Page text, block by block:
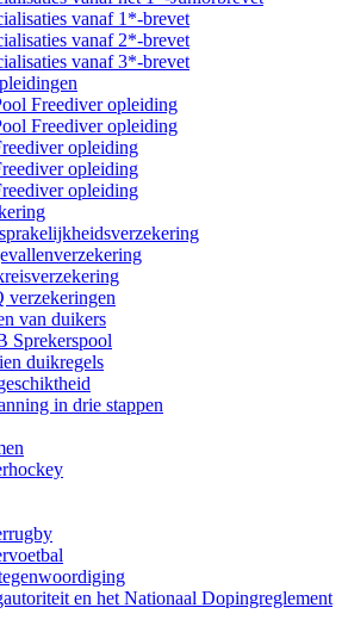
vanaf 1*-brevet
vanaf 2*-brevet
vanaf 3*-brevet
Freediver opleiding
Freediver opleiding
opleiding
opleiding
opleiding
verzekeringen
van duikers
Sprekerspool
duikregels
in drie stappen
en het Nationaal Dopingreglement